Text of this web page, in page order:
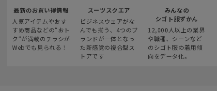
最新のお買い得情報
人気アイテムやおす
すめ商品などの“おト
ク“が満載のチラシが
Webでも見られる！
スーツスクエア
ビジネスウェアがな
んでも揃う、4つのブ
ランドが一体となっ
た新感覚の複合型ス
トアです
みんなの
シゴト服ずかん
12,000人以上の業界
や職種、シーンなど
のシゴト服の着用傾
向をデータ化。